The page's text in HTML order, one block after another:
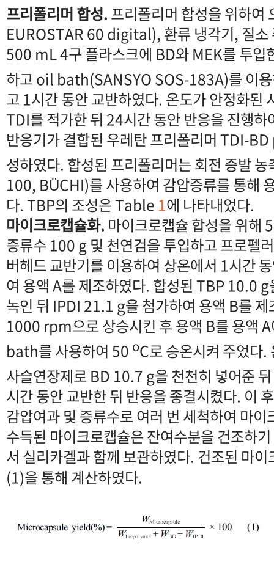
프리폴리머 합성.프리폴리머 합성을 위하여
EUROSTAR 60 digital), 환류 냉각기, 질소
500 mL 4구 플라스크에 BD와 MEK를 투입
하고 oil bath(SANSYO SOS-183A)를 이
고 1시간 동안 교반하였다. 온도가 안정화된
TDI를 적가한 뒤 24시간 동안 반응을 진행하
반응기가 결합된 우레탄 프리폴리머 TDI-
성하였다. 합성된 프리폴리머는 회전 증발
100, BÜCHI)를 사용하여 감압증류를 통해
다. TBP의 조성은 Table 1에 나타내었다.
마이크로캡슐화. 마이크로캡슐 합성을 위해
증류수 100 g 및 천연검을 투입하고 프로펠
버헤드 교반기를 이용하여 상온에서 1시간
여 용액 A를 제조하였다. 합성된 TBP 10.0
녹인 뒤 IPDI 21.1 g을 첨가하여 용액 B를
1000 rpm으로 상승시킨 후 용액 B를 용액
bath를 사용하여 50 oC로 승온시켜 주었다
사슬연장제로 BD 10.7 g을 천천히 넣어준
시간 동안 교반한 뒤 반응을 종결시켰다. 이
감압여과 및 증류수로 여러 번 세척하여 마
수득된 마이크로캡슐은 잔여수분을 건조하
서 실리카겔과 함께 보관하였다. 건조된 마
(1)을 통해 계산하였다.